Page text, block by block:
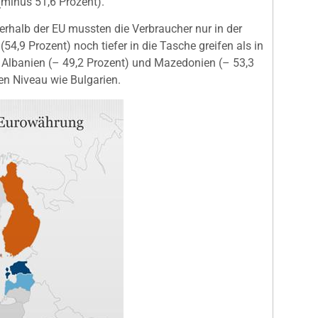
der EU mussten die Verbraucher nur in der
Prozent) noch tiefer in die Tasche greifen als in
(– 49,2 Prozent) und Mazedonien (– 53,3
Niveau wie Bulgarien.